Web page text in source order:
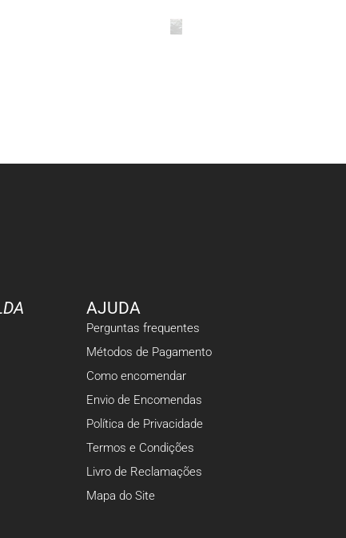
AJUDA
Perguntas frequentes
Métodos de Pagamento
Como encomendar
Envio de Encomendas
Política de Privacidade
Termos e Condições
Livro de Reclamações
Mapa do Site